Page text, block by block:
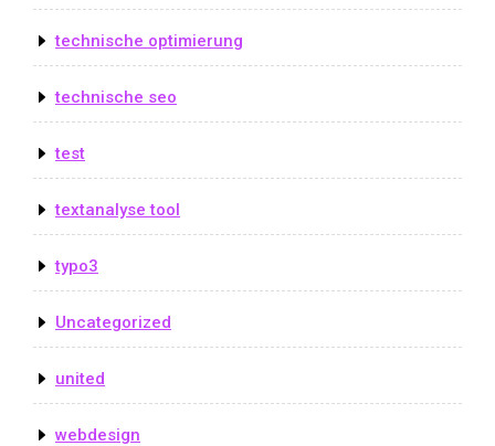
technische optimierung
technische seo
test
textanalyse tool
typo3
Uncategorized
united
webdesign